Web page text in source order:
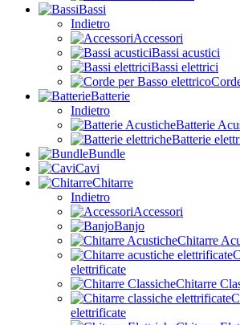
Bassi
Indietro
Accessori
Bassi acustici
Bassi elettrici
Batterie
Indietro
Batterie
Batterie
Bundle
Cavi
Chitarre
Indietro
Accessori
Banjo
Chitarre
elettrificate
Chitarre
elettrificate